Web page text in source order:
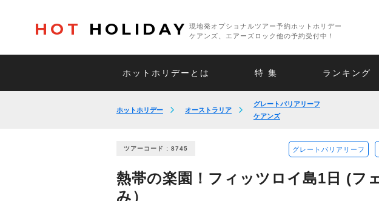
HOT HOLIDAY
現地発オプショナルツアー予約ホットホリデー
ケアンズ、エアーズロック他の予約受付中！
ホットホリデーとは 特 集 ランキング
ホットホリデー オーストラリア
グレートバリアリーフ
ケアンズ
ツアーコード : 8745 グレートバリアリーフ
熱帯の楽園！フィッツロイ島1日 (フ
み）